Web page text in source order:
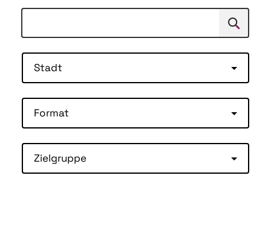
Suchen
Stadt
Format
Zielgruppe